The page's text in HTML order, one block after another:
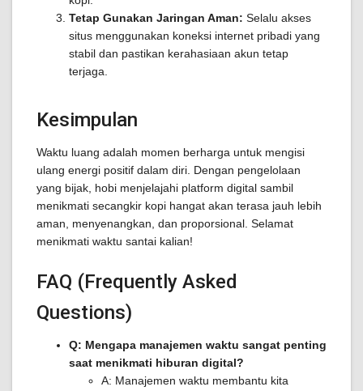
Tetap Gunakan Jaringan Aman: Selalu akses
situs menggunakan koneksi internet pribadi yang
stabil dan pastikan kerahasiaan akun tetap
terjaga.
Kesimpulan
Waktu luang adalah momen berharga untuk mengisi
ulang energi positif dalam diri. Dengan pengelolaan
yang bijak, hobi menjelajahi platform digital sambil
menikmati secangkir kopi hangat akan terasa jauh lebih
aman, menyenangkan, dan proporsional. Selamat
menikmati waktu santai kalian!
FAQ (Frequently Asked
Questions)
Q: Mengapa manajemen waktu sangat penting
saat menikmati hiburan digital?
A: Manajemen waktu membantu kita